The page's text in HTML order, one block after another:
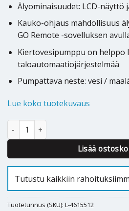
Älyominaisuudet: LCD-näyttö
Kauko-ohjaus mahdollisuus
GO Remote -sovelluksen
Kiertovesipumppu on helppo
taloautomaatiojärjestelmää
Pumpattava neste: vesi /
Lue koko tuotekuvaus
Kiertovesipumppu Grundfos Magna3
Lisää
Tutustu kaikkiin
Tuotetunnus (SKU): L-4615512